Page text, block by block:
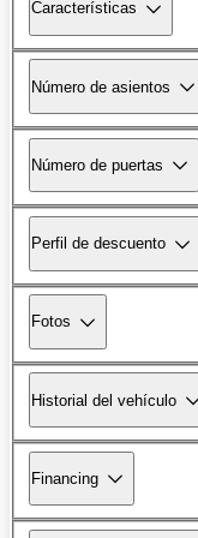
Características
Número de asientos
Número de puertas
Perfil de descuento
Fotos
Historial del vehículo
Financing